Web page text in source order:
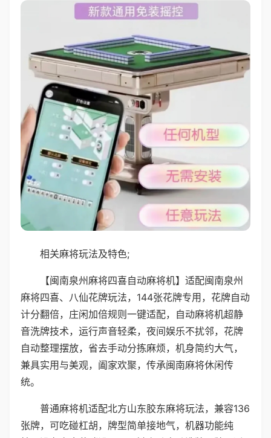
相关麻将玩法及特色;
【闽南泉州麻将四喜自动麻将机】适配闽南泉州
麻将四喜、八仙花牌玩法，144张花牌专用，花牌自动
计分翻倍，庄闲加倍规则一键适配，自动麻将机超静
音洗牌技术，运行声音轻柔，夜间娱乐不扰邻，花牌
自动整理摆放，省去手动分拣麻烦，机身简约大气，
兼具实用与美观，阖家欢聚，传承闽南麻将休闲传
统。
普通麻将机适配北方山东胶东麻将玩法，兼容136
张牌，可吃碰杠胡，牌型简单接地气，机器功能纯